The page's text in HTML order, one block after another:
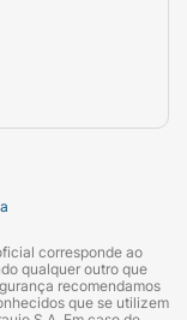
corresponde ao
qualquer outro que
recomendamos
que se utilizem